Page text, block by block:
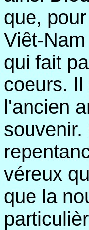
que,
Viêt-
qui fait
coeurs.
l'ancien
véreux
que la